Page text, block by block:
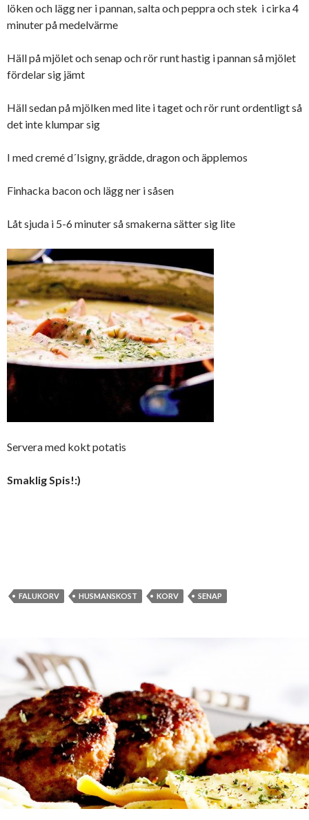
löken och lägg ner i pannan, salta och peppra och stek i cirka 4
minuter på medelvärme
Häll på mjölet och senap och rör runt hastig i pannan så mjölet
fördelar sig jämt
Häll sedan på mjölken med lite i taget och rör runt ordentligt så
det inte klumpar sig
I med cremé d´Isigny, grädde, dragon och äpplemos
Finhacka bacon och lägg ner i såsen
Låt sjuda i 5-6 minuter så smakerna sätter sig lite
Servera med kokt potatis
Smaklig Spis!:)
FALUKORV HUSMANSKOST KORV SENAP